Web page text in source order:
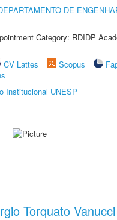
DE
Category: RDIDP
CV Lattes Scopus
Institucional UNESP
Torquato Vanucci